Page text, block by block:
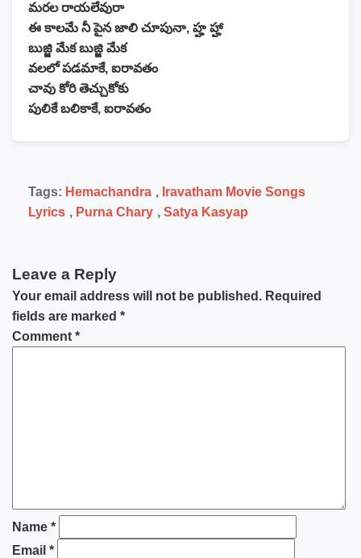
మరల రాయలేవురా
ఈ కాలమే నీ పైన జాలి చూపునా, హ్హ హ్హా
బుజ్జి మేక బుజ్జి మేక
వలలో పడమాకే, ఐరావతం
చావు కోరి తెచ్చుకోకు
పులికే బలికాకే, ఐరావతం
Tags: Hemachandra , Iravatham Movie Songs
Lyrics , Purna Chary , Satya Kasyap
Leave a Reply
Your email address will not be published. Required
fields are marked *
Comment *
Name *
Email *